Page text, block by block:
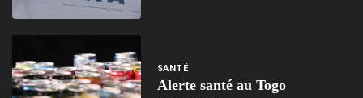
SANTÉ
Alerte santé au Togo